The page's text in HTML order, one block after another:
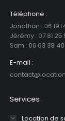
Téléphone :
Jonathan : 06 19
Jérémy : 07 81 25
Sam : ‪06 63 38
E-mail :
Services
Location de